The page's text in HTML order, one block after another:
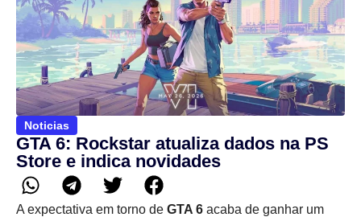
Noticias
GTA 6: Rockstar atualiza dados na PS
Store e indica novidades
A expectativa em torno de GTA 6 acaba de ganhar um